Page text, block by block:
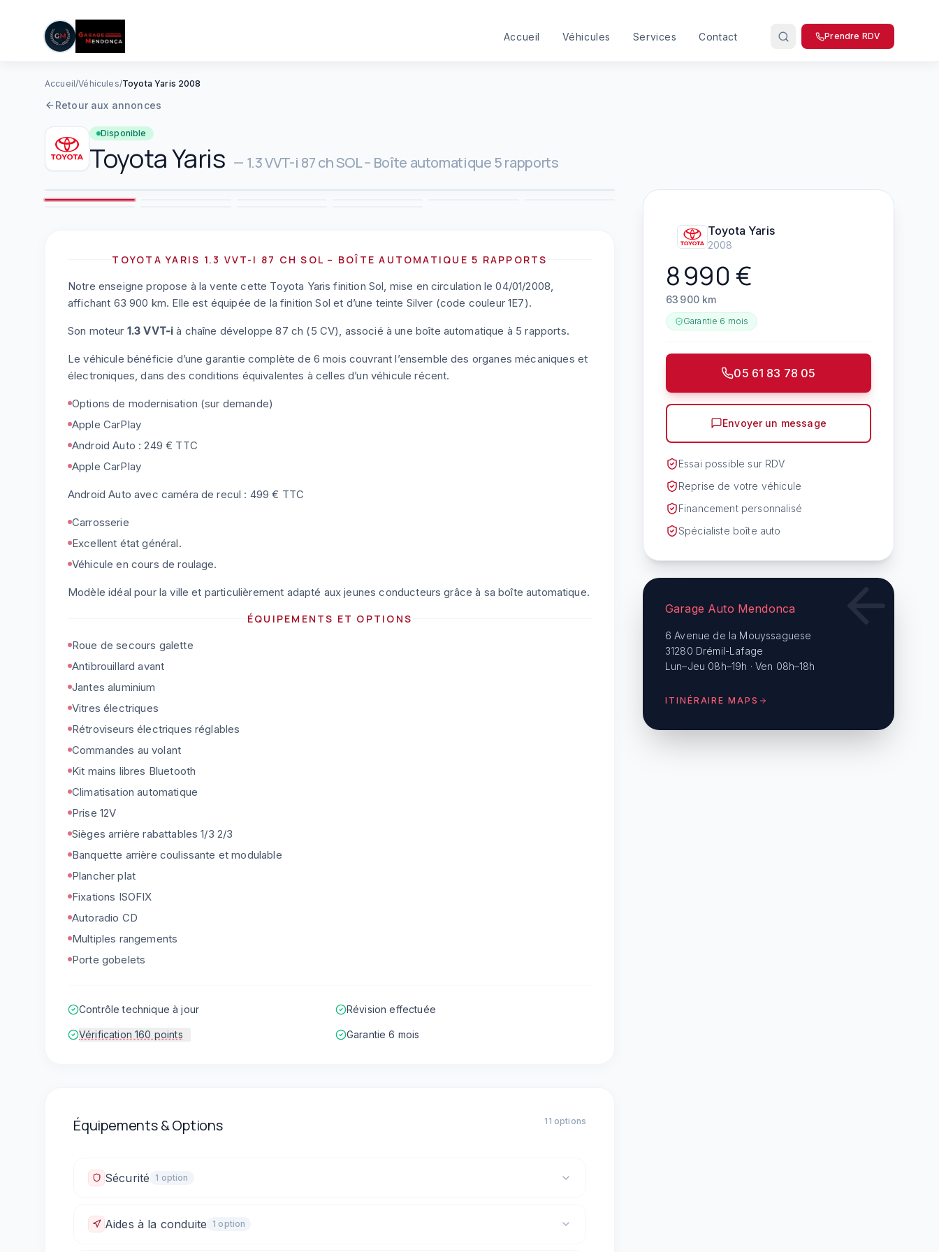
Aller au contenu principal
Accueil Véhicules Services Contact Prendre RDV
Accueil/Véhicules/Toyota Yaris 2008
Retour aux annonces
Disponible
ToyotaYaris — 1.3 VVT-i 87 ch SOL – Boîte automatique 5 rapports
7
TOYOTA YARIS 1.3 VVT-I 87 CH SOL – BOÎTE AUTOMATIQUE 5 RAPPORTS
Notre enseigne propose à la vente cette Toyota Yaris finition Sol, mise en circulation le 04/01/2008,
affichant 63 900 km. Elle est équipée de la finition Sol et d’une teinte Silver (code couleur 1E7).
Son moteur 1.3 VVT-i à chaîne développe 87 ch (5 CV), associé à une boîte automatique à 5 rapports.
Le véhicule bénéficie d’une garantie complète de 6 mois couvrant l’ensemble des organes mécaniques et
électroniques, dans des conditions équivalentes à celles d’un véhicule récent.
Options de modernisation (sur demande)
Apple CarPlay
Android Auto : 249 € TTC
Apple CarPlay
Android Auto avec caméra de recul : 499 € TTC
Carrosserie
Excellent état général.
Véhicule en cours de roulage.
Modèle idéal pour la ville et particulièrement adapté aux jeunes conducteurs grâce à sa boîte automatique.
ÉQUIPEMENTS ET OPTIONS
Roue de secours galette
Antibrouillard avant
Jantes aluminium
Vitres électriques
Rétroviseurs électriques réglables
Commandes au volant
Kit mains libres Bluetooth
Climatisation automatique
Prise 12V
Sièges arrière rabattables 1/3 2/3
Banquette arrière coulissante et modulable
Plancher plat
Fixations ISOFIX
Autoradio CD
Multiples rangements
Porte gobelets
Contrôle technique à jour Révision effectuée
Vérification 160 points Garantie 6 mois
Équipements & Options 11 options
Sécurité 1 option
Fixations ISOFIX
Aides à la conduite 1 option
Toyota Yaris
2008
8 990 €
63 900km
Garantie 6 mois
05 61 83 78 05
Envoyer un message
Essai possible sur RDV
Reprise de votre véhicule
Financement personnalisé
Spécialiste boîte auto
Garage Auto Mendonca
6 Avenue de la Mouyssaguese
31280 Drémil-Lafage
Lun–Jeu 08h–19h · Ven 08h–18h
ITINÉRAIRE MAPS